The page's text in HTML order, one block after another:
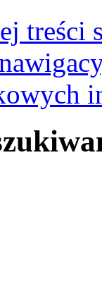
treści